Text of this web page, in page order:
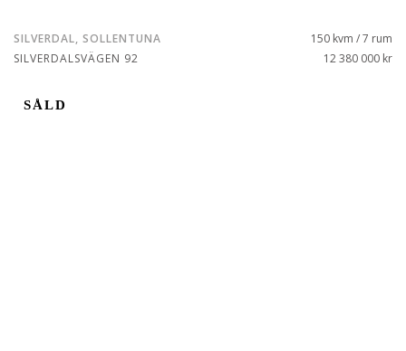
SILVERDAL, SOLLENTUNA
SILVERDALSVÄGEN 92
150 kvm / 7 rum
12 380 000 kr
SÅLD